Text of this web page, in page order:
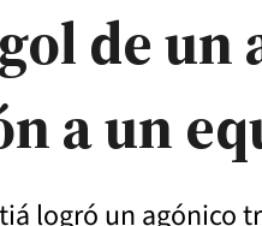
de un
a un
logró un agónico